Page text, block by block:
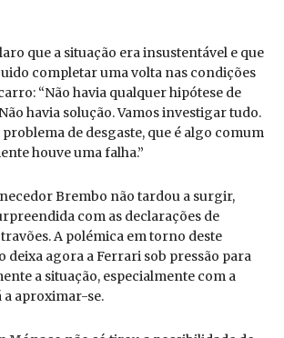
que a situação era insustentável e que
completar uma volta nas condições
“Não havia qualquer hipótese de
havia solução. Vamos investigar tudo.
problema de desgaste, que é algo comum
houve uma falha.”
Brembo não tardou a surgir,
com as declarações de
A polémica em torno deste
deixa agora a Ferrari sob pressão para
a situação, especialmente com a
aproximar-se.